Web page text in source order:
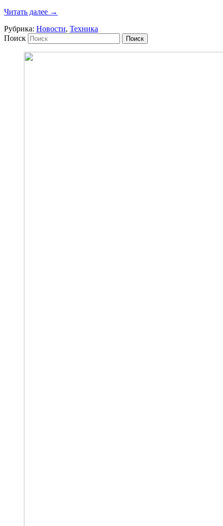
Читать далее →
Рубрика: Новости, Техника
Поиск